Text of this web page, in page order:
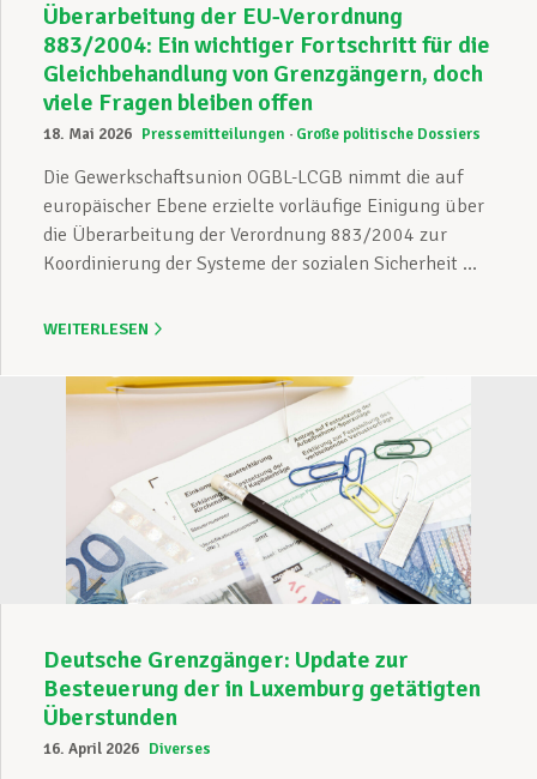
Überarbeitung der EU-Verordnung
883/2004: Ein wichtiger Fortschritt für die
Gleichbehandlung von Grenzgängern, doch
viele Fragen bleiben offen
18. Mai 2026 Pressemitteilungen Große politische Dossiers
Die Gewerkschaftsunion OGBL-LCGB nimmt die auf
europäischer Ebene erzielte vorläufige Einigung über
die Überarbeitung der Verordnung 883/2004 zur
Koordinierung der Systeme der sozialen Sicherheit ...
WEITERLESEN
Deutsche Grenzgänger: Update zur
Besteuerung der in Luxemburg getätigten
Überstunden
16. April 2026 Diverses